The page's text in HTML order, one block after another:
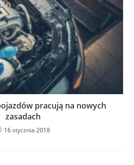
pracują na nowych
zasadach
16 stycznia 2018